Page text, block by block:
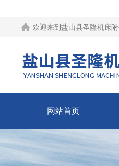
欢迎来到 盐山县圣隆机床
网站首页